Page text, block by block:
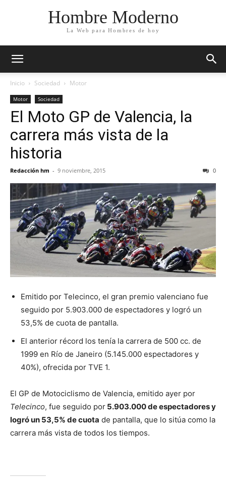
Hombre Moderno
La Web para Hombres de hoy
Inicio Sociedad Motor
Motor Sociedad
El Moto GP de Valencia, la
carrera más vista de la
historia
Redacción hm - 9 noviembre, 2015 0
Emitido por Telecinco, el gran premio valenciano fue
seguido por 5.903.000 de espectadores y logró un
53,5% de cuota de pantalla.
El anterior récord los tenía la carrera de 500 cc. de
1999 en Río de Janeiro (5.145.000 espectadores y
40%), ofrecida por TVE 1.
El GP de Motociclismo de Valencia, emitido ayer por
Telecinco, fue seguido por 5.903.000 de espectadores y
logró un 53,5% de cuota de pantalla, que lo sitúa como la
carrera más vista de todos los tiempos.